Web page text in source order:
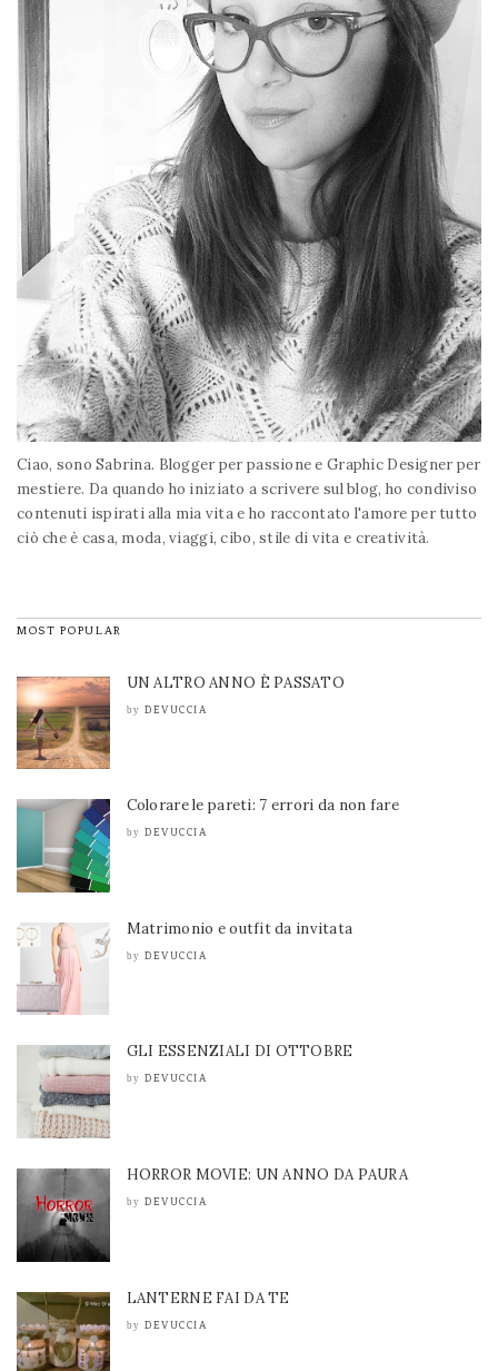
Ciao, sono Sabrina. Blogger per passione e Graphic Designer per
mestiere. Da quando ho iniziato a scrivere sul blog, ho condiviso
contenuti ispirati alla mia vita e ho raccontato l'amore per tutto
ciò che è casa, moda, viaggi, cibo, stile di vita e creatività.
MOST POPULAR
UN ALTRO ANNO È PASSATO
by DEVUCCIA
Colorare le pareti: 7 errori da non fare
by DEVUCCIA
Matrimonio e outfit da invitata
by DEVUCCIA
GLI ESSENZIALI DI OTTOBRE
by DEVUCCIA
HORROR MOVIE: UN ANNO DA PAURA
by DEVUCCIA
LANTERNE FAI DA TE
by DEVUCCIA